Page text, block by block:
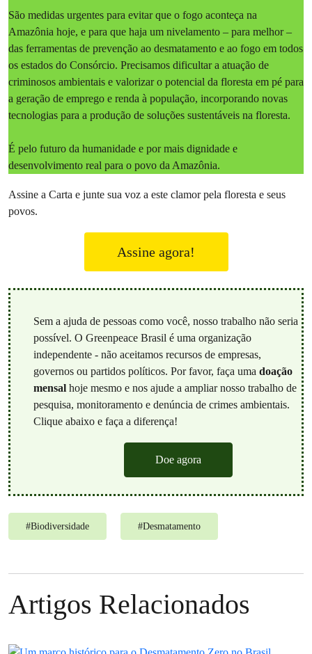
São medidas urgentes para evitar que o fogo aconteça na
Amazônia hoje, e para que haja um nivelamento – para melhor –
das ferramentas de prevenção ao desmatamento e ao fogo em todos
os estados do Consórcio. Precisamos dificultar a atuação de
criminosos ambientais e valorizar o potencial da floresta em pé para
a geração de emprego e renda à população, incorporando novas
tecnologias para a produção de soluções sustentáveis na floresta.
É pelo futuro da humanidade e por mais dignidade e
desenvolvimento real para o povo da Amazônia.
Assine a Carta e junte sua voz a este clamor pela floresta e seus
povos.
Assine agora!
Sem a ajuda de pessoas como você, nosso trabalho não seria
possível. O Greenpeace Brasil é uma organização
independente - não aceitamos recursos de empresas,
governos ou partidos políticos. Por favor, faça uma doação
mensalhoje mesmo e nos ajude a ampliar nosso trabalho de
pesquisa, monitoramento e denúncia de crimes ambientais.
Clique abaixo e faça a diferença!
Doe agora
#Biodiversidade #Desmatamento
Artigos Relacionados